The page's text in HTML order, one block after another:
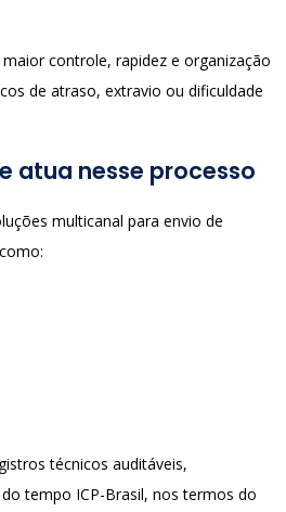
controle, rapidez e organização
de atraso, extravio ou dificuldade
atua nesse processo
multicanal para envio de
técnicos auditáveis,
tempo ICP-Brasil, nos termos do